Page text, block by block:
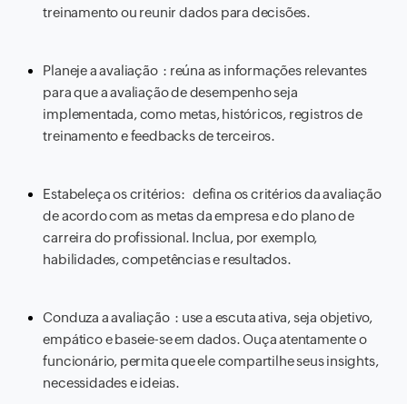
treinamento ou reunir dados para decisões.
Planeje a avaliação : reúna as informações relevantes
para que a avaliação de desempenho seja
implementada, como metas, históricos, registros de
treinamento e feedbacks de terceiros.
Estabeleça os critérios: defina os critérios da avaliação
de acordo com as metas da empresa e do plano de
carreira do profissional. Inclua, por exemplo,
habilidades, competências e resultados.
Conduza a avaliação : use a escuta ativa, seja objetivo,
empático e baseie-se em dados. Ouça atentamente o
funcionário, permita que ele compartilhe seus insights,
necessidades e ideias.